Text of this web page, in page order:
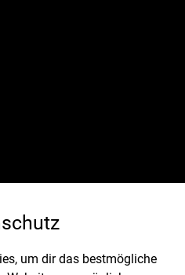
um dir das bestmögliche